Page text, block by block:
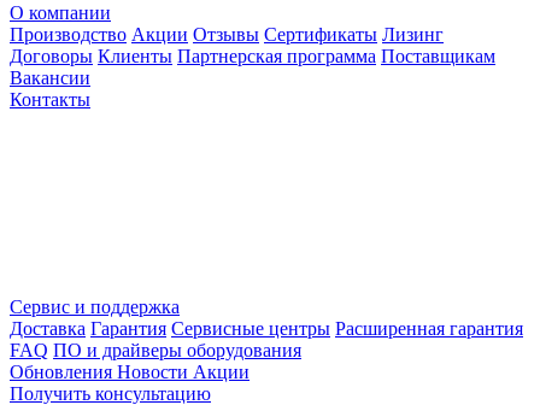
О компании
Производство Акции Отзывы Сертификаты Лизинг
Договоры Клиенты Партнерская программа Поставщикам
Вакансии
Контакты
Сервис и поддержка
Доставка Гарантия Сервисные центры Расширенная гарантия
FAQ ПО и драйверы оборудования
Обновления Новости Акции
Получить консультацию